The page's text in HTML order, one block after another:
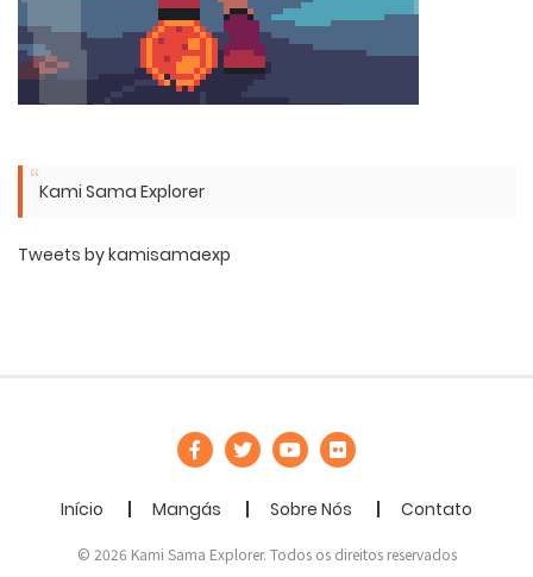
Kami Sama Explorer
Tweets by kamisamaexp
Início Mangás Sobre Nós Contato
© 2026 Kami Sama Explorer. Todos os direitos reservados